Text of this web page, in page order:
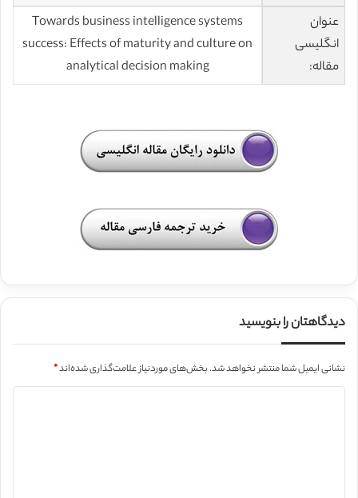
عنوان
انگلیسی
مقاله:
Towards business intelligence systems
success: Effects of maturity and culture on
analytical decision making
دیدگاهتان را بنویسید
نشانی ایمیل شما منتشر نخواهد شد.بخش‌های موردنیاز علامت‌گذاری شده‌اند*